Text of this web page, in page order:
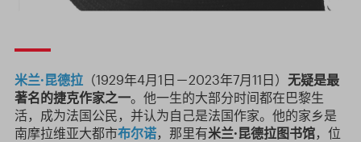
米兰·昆德拉 （1929年4月1日－2023年7月11日） 无疑是最
著名的捷克作家之一。他一生的大部分时间都在巴黎生
活，成为法国公民，并认为自己是法国作家。他的家乡是
南摩拉维亚大都市布尔诺，那里有米兰·昆德拉图书馆，位